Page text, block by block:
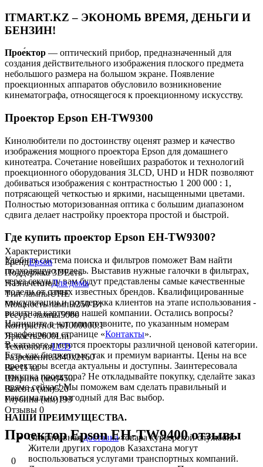
ITMART.KZ – ЭКОНОМЬ ВРЕМЯ, ДЕНЬГИ И
БЕНЗИН!
Прое́ктор — оптический прибор, предназначенный для
создания действительного изображения плоского предмета
небольшого размера на большом экране. Появление
проекционных аппаратов обусловило возникновение
кинематографа, относящегося к проекционному искусству.
Проектор Epson EH-TW9300
Кинолюбители по достоинству оценят размер и качество
изображения мощного проектора Epson для домашнего
кинотеатра. Сочетание новейших разработок и технологий
проекционного оборудования 3LCD, UHD и HDR позволяют
добиваться изображения с контрастностью 1 200 000 : 1,
потрясающей четкостью и яркими, насыщенными цветами.
Полностью моторизованная оптика с большим диапазоном
сдвига делает настройку проектора простой и быстрой.
Где купить проектор Epson EH-TW9300?
Удобная система поиска и фильтров поможет Вам найти
подходящую модель. Выставив нужные галочки в фильтрах,
через секунду вам будут представлены самые качественные
модели от самых известных брендов. Квалифицированные
консультации и поддержка клиентов на этапе использования -
визитная карточка нашей компании. Остались вопросы?
Напишите в чат или позвоните, по указанным номерам
телефонов на странице «Контакты».
В каталоге имеются проекторы различной ценовой категории.
Есть как бюджетные, так и премиум варианты. Цены на все
проекторы всегда актуальны и доступны. Заинтересовала
покупка проектора? Не откладывайте покупку, сделайте заказ
прямо сейчас! Мы поможем вам сделать правильный и
максимально выгодный для Вас выбор.
НАШИ ПРЕИМУЩЕСТВА.
Оперативнаядоставкатовара курьерской службой.
Жители других городов Казахстана могут
воспользоваться услугами транспортных компаний.
Характеристики
БрендEpson
Поддержка 3DЕсть
НазначениеДля дома
Тип лампыUHE
Мощность лампы250 Вт
Ресурс лампы5000
Контрастность1000000:1
Яркость2600Lm
ТехнологияLCD
Разрешение3840x2160
Вес11 кг
Ширина (мм)450
Высота (мм)520
Глубина (мм)193
Отзывы 0
Проектор Epson EH-TW9400 отзывы
0